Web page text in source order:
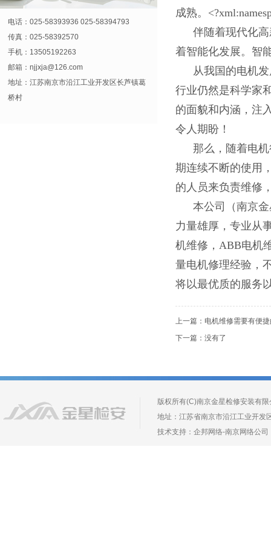
电话：025-58393936 025-58394793
传真：025-58392570
手机：13505192263
邮箱： njjxja@126.com
地址：江苏南京市沿江工业开发区长芦镇葛
桥村
成熟。
伴随着现代化
着智能化发展。智
从我国的电机
行业仍然是科学家
的面貌和内涵，注
令人期盼！
那么，随着电
期连续不断的使用
的人员来负责维修
本公司（南京
力量雄厚，专业从
机维修 ， ABB电机
量电机修理经验，
将以最优质的服务
上一篇： 电机维修需要有便
下一篇：没有了
版权所有(C)南京金星检修安装有
地址：江苏省南京市沿江工业开
技术支持： 企邦网络-南京网络公司